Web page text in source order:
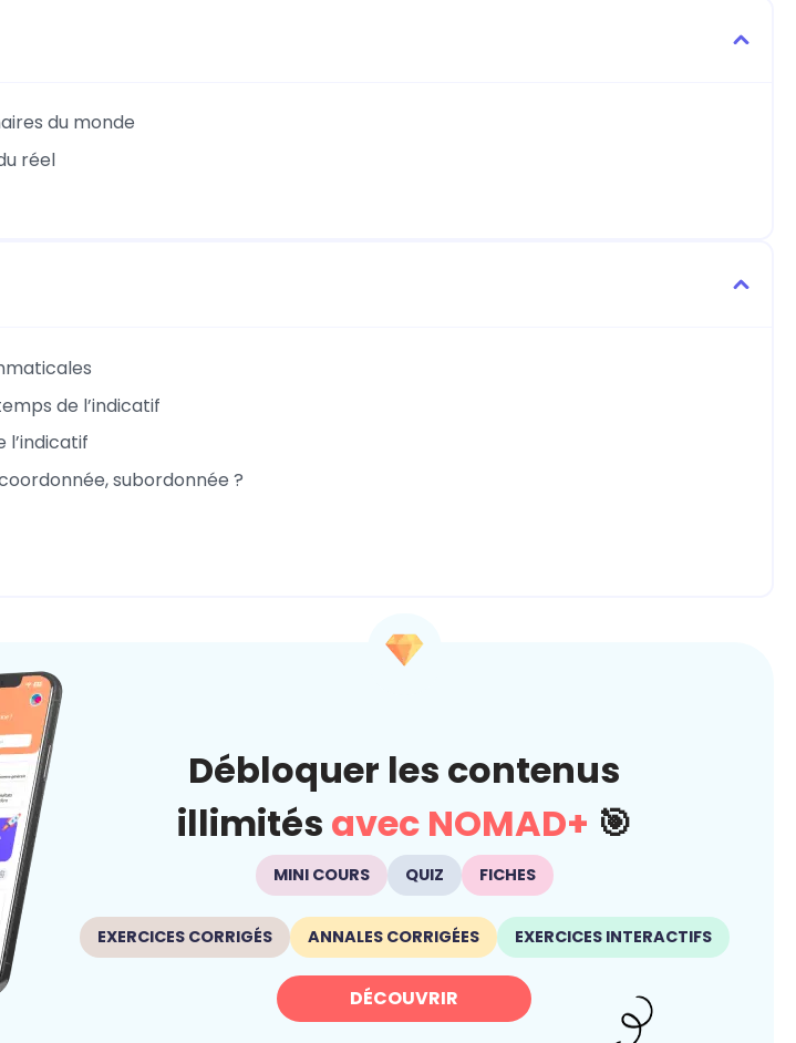
du monde
réel
de l’indicatif
l’indicatif
subordonnée ?
Débloquer les contenus
illimités avec NOMAD+ 🎯
MINI COURS QUIZ FICHES
EXERCICES CORRIGÉS ANNALES CORRIGÉES EXERCICES INTERACTIFS
DÉCOUVRIR